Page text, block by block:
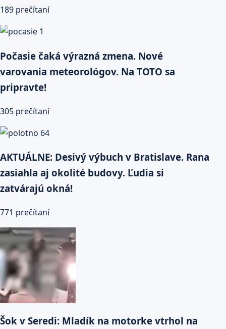
189 prečítaní
Počasie čaká výrazná zmena. Nové
varovania meteorológov. Na TOTO sa
pripravte!
305 prečítaní
AKTUÁLNE: Desivý výbuch v Bratislave. Rana
zasiahla aj okolité budovy. Ľudia si
zatvárajú okná!
771 prečítaní
Šok v Seredi: Mladík na motorke vtrhol na